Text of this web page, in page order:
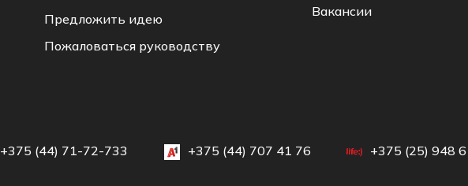
Предложить идею
Пожаловаться руководству
Вакансии
+375 (44) 71-72-733 +375 (44) 707 41 76 +375 (25) 948